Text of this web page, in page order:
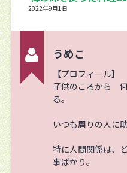
2022年9月1日
うめこ
【プロフィール】
子供のころから
る。
いつも周りの人に
特に人間関係は、
事ばかり。